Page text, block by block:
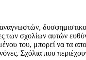
σχολίων αυτών
του, μπορεί να τα
Σχόλια που